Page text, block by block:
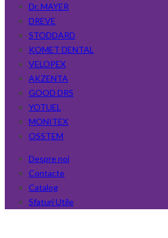
Dr. MAYER
DREVE
STODDARD
KOMET DENTAL
VELOPEX
AKZENTA
GOOD DRS
YOTUEL
MONITEX
OSSTEM
Despre noi
Contacte
Catalog
Sfaturi Utile